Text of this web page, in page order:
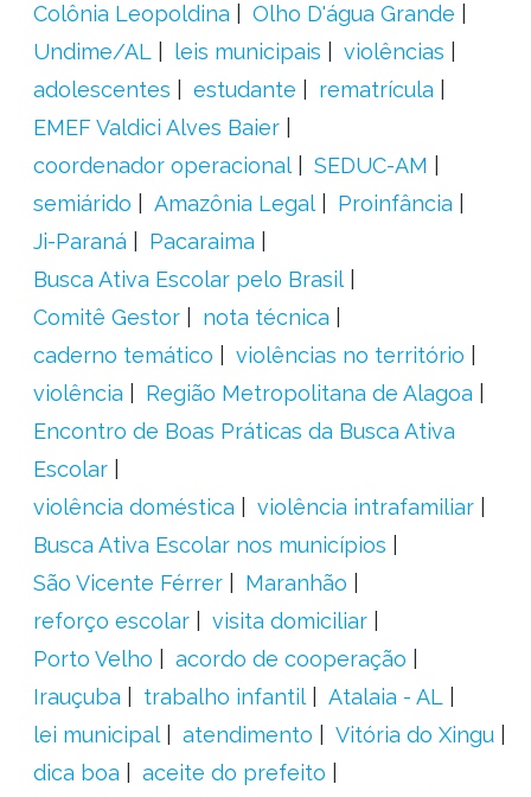
Colônia Leopoldina
Olho D'água Grande
Undime/AL
leis municipais
violências
adolescentes
estudante
rematrícula
EMEF Valdici Alves Baier
coordenador operacional
SEDUC-AM
semiárido
Amazônia Legal
Proinfância
Ji-Paraná
Pacaraima
Busca Ativa Escolar pelo Brasil
Comitê Gestor
nota técnica
caderno temático
violências no território
violência
Região Metropolitana de Alagoa
Encontro de Boas Práticas da Busca Ativa
Escolar
violência doméstica
violência intrafamiliar
Busca Ativa Escolar nos municípios
São Vicente Férrer
Maranhão
reforço escolar
visita domiciliar
Porto Velho
acordo de cooperação
Irauçuba
trabalho infantil
Atalaia - AL
lei municipal
atendimento
Vitória do Xingu
dica boa
aceite do prefeito